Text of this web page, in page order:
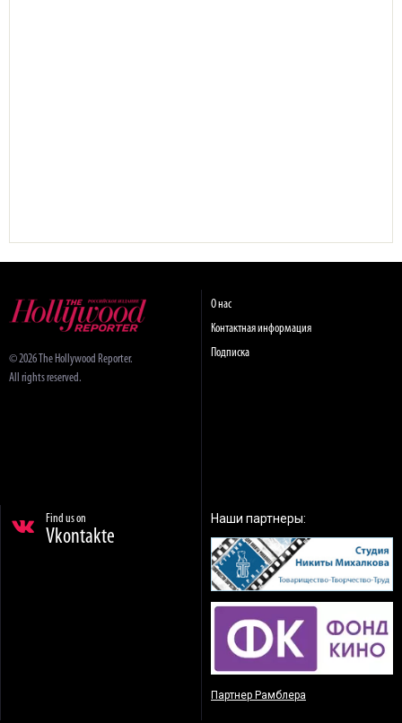
© 2026 The Hollywood Reporter.
All rights reserved.
О нас
Контактная информация
Подписка
Find us on
Vkontakte
Наши партнеры:
Партнер Рамблера